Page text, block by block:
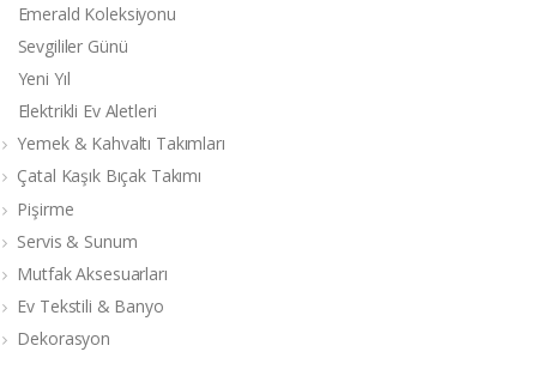
Emerald Koleksiyonu
Sevgililer Günü
Yeni Yıl
Elektrikli Ev Aletleri
Yemek & Kahvaltı Takımları
Çatal Kaşık Bıçak Takımı
Pişirme
Servis & Sunum
Mutfak Aksesuarları
Ev Tekstili & Banyo
Dekorasyon